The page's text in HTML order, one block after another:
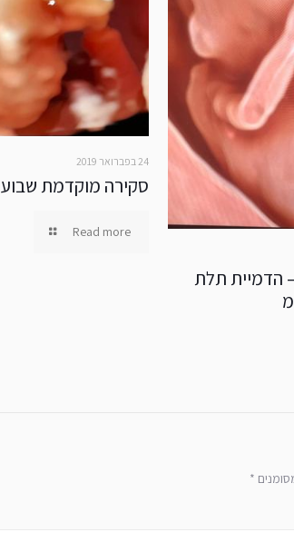
– הדמיית תלת
24 בפברואר 2019
סקירה מוקדמת שבוע 16 בגישה בטנית
Read more
*